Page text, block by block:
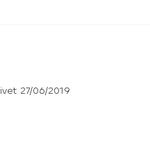
27/06/2019